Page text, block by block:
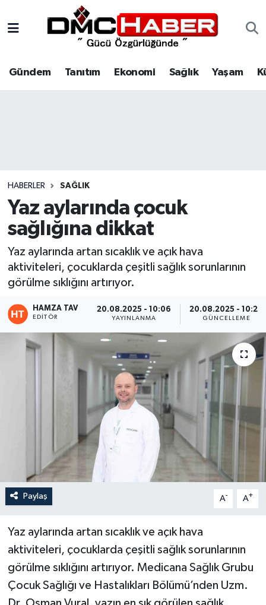
Gündem Tanıtım Ekonomi Sağlık Yaşam
HABERLER SAĞLIK
Yaz aylarında çocuk
sağlığına dikkat
Yaz aylarında artan sıcaklık ve açık hava
aktiviteleri, çocuklarda çeşitli sağlık sorunlarının
görülme sıklığını artırıyor.
HAMZA TAV
EDITÖR
20.08.2025 - 10:06
YAYINLANMA
20.08.2025 - 10:28
GÜNCELLEME
Paylaş A- A+
Yaz aylarında artan sıcaklık ve açık hava
aktiviteleri, çocuklarda çeşitli sağlık sorunlarının
görülme sıklığını artırıyor. Medicana Sağlık Grubu
Çocuk Sağlığı ve Hastalıkları Bölümü’nden Uzm.
Tanıtım
Spor
Siyaset
Eğitim
Teknoloji
Asayiş
Nöbetçi Eczaneler
Hava Durumu
Haber Arşivi